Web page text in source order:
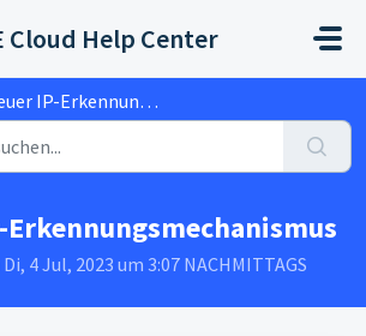
Inhalt gehen
Cloud Help Center
IP-Erkennungsmechanismus
Erkennungsmechanismus
4 Jul, 2023 um 3:07 NACHMITTAGS